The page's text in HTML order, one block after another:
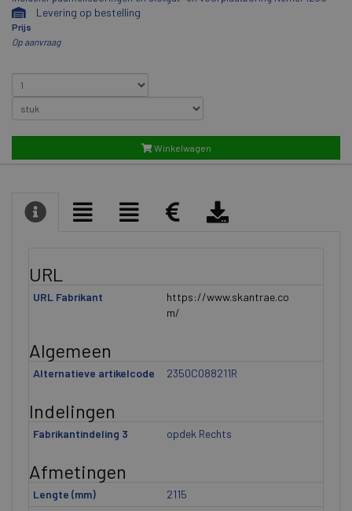
Levering op bestelling
Prijs
Op aanvraag
Winkelwagen
URL
URL Fabrikant
https://www.skantrae.co
m/
Algemeen
Alternatieve artikelcode 2350C088211R
Indelingen
Fabrikantindeling 3 opdek Rechts
Afmetingen
Lengte (mm)
2115